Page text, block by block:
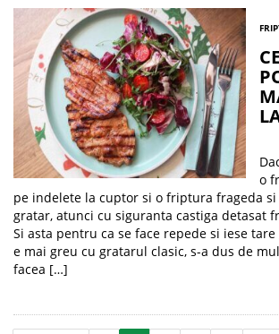
o
pe indelete la cuptor si o friptura frageda
gratar, atunci cu siguranta castiga detasat
Si asta pentru ca se face repede si iese tare
e mai greu cu gratarul clasic, s-a dus de
facea […]